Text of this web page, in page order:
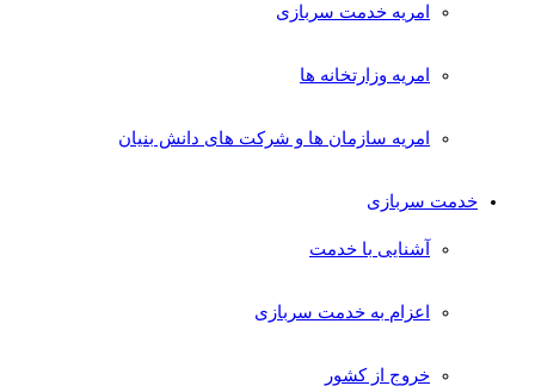
امریه خدمت سربازی
امریه وزارتخانه ها
امریه سازمان ها و شرکت های دانش بنیان
خدمت سربازی
آشنایی با خدمت
اعزام به خدمت سربازی
خروج از کشور